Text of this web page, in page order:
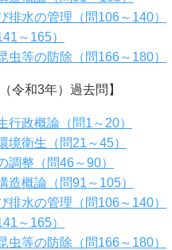
排水の管理（問106～140）
～165）
虫等の防除（問166～180）
令和3年）過去問】
行政概論（問1～20）
境衛生（問21～45）
調整（問46～90）
造概論（問91～105）
排水の管理（問106～140）
～165）
虫等の防除（問166～180）